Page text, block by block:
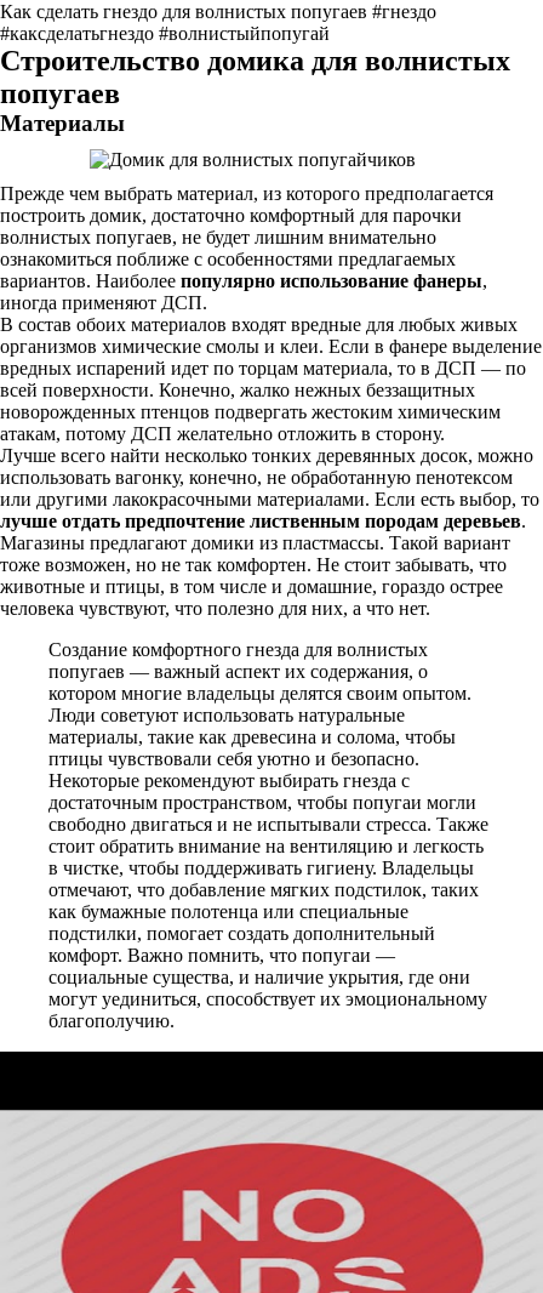
Как сделать гнездо для волнистых попугаев #гнездо
#каксделатьгнездо #волнистыйпопугай
Строительство домика для волнистых
попугаев
Материалы
Прежде чем выбрать материал, из которого предполагается
построить домик, достаточно комфортный для парочки
волнистых попугаев, не будет лишним внимательно
ознакомиться поближе с особенностями предлагаемых
вариантов. Наиболее популярно использование фанеры,
иногда применяют ДСП.
В состав обоих материалов входят вредные для любых живых
организмов химические смолы и клеи. Если в фанере выделение
вредных испарений идет по торцам материала, то в ДСП — по
всей поверхности. Конечно, жалко нежных беззащитных
новорожденных птенцов подвергать жестоким химическим
атакам, потому ДСП желательно отложить в сторону.
Лучше всего найти несколько тонких деревянных досок, можно
использовать вагонку, конечно, не обработанную пенотексом
или другими лакокрасочными материалами. Если есть выбор, то
лучше отдать предпочтение лиственным породам деревьев.
Магазины предлагают домики из пластмассы. Такой вариант
тоже возможен, но не так комфортен. Не стоит забывать, что
животные и птицы, в том числе и домашние, гораздо острее
человека чувствуют, что полезно для них, а что нет.
Создание комфортного гнезда для волнистых
попугаев — важный аспект их содержания, о
котором многие владельцы делятся своим опытом.
Люди советуют использовать натуральные
материалы, такие как древесина и солома, чтобы
птицы чувствовали себя уютно и безопасно.
Некоторые рекомендуют выбирать гнезда с
достаточным пространством, чтобы попугаи могли
свободно двигаться и не испытывали стресса. Также
стоит обратить внимание на вентиляцию и легкость
в чистке, чтобы поддерживать гигиену. Владельцы
отмечают, что добавление мягких подстилок, таких
как бумажные полотенца или специальные
подстилки, помогает создать дополнительный
комфорт. Важно помнить, что попугаи —
социальные существа, и наличие укрытия, где они
могут уединиться, способствует их эмоциональному
благополучию.